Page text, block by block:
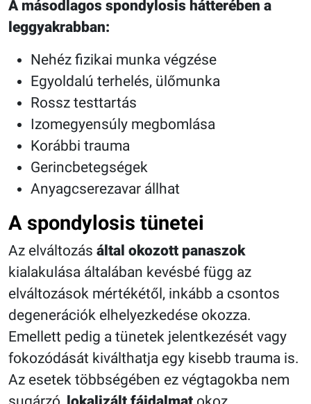
A másodlagos spondylosis hátterében a
leggyakrabban:
Nehéz fizikai munka végzése
Egyoldalú terhelés, ülőmunka
Rossz testtartás
Izomegyensúly megbomlása
Korábbi trauma
Gerincbetegségek
Anyagcserezavar állhat
A spondylosis tünetei
Az elváltozás által okozott panaszok
kialakulása általában kevésbé függ az
elváltozások mértékétől, inkább a csontos
degenerációk elhelyezkedése okozza.
Emellett pedig a tünetek jelentkezését vagy
fokozódását kiválthatja egy kisebb trauma is.
Az esetek többségében ez végtagokba nem